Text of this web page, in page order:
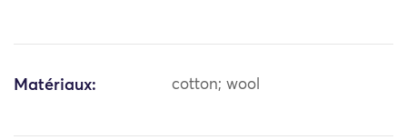
Matériaux: cotton; wool